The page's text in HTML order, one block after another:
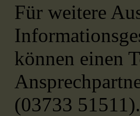
Für weitere
können einen
(03733 51511).